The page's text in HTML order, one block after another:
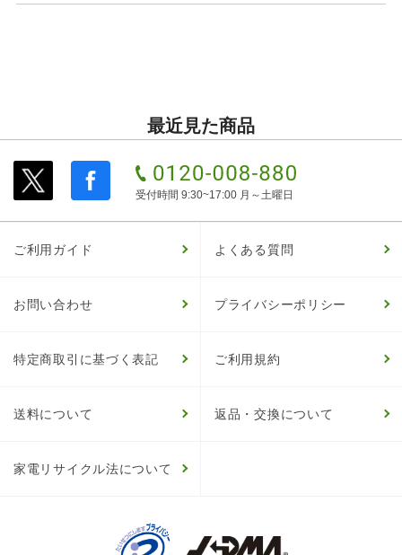
最近見た商品
受付時間 9:30~17:00 月～土曜日
ご利用ガイド よくある質問
お問い合わせ プライバシーポリシー
特定商取引に基づく表記 ご利用規約
送料について 返品・交換について
家電リサイクル法について